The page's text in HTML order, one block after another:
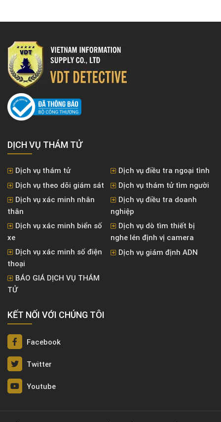
DỊCH VỤ THÁM TỬ
Dịch vụ thám tử
Dịch vụ điều tra ngoại tình
Dịch vụ theo dõi giám sát
Dịch vụ thám tử tìm người
Dịch vụ xác minh nhân
thân
Dịch vụ điều tra doanh
nghiệp
Dịch vụ xác minh biển số
xe
Dịch vụ dò tìm thiết bị
nghe lén định vị camera
Dịch vụ xác minh số điện
thoại
Dịch vụ giám định ADN
BÁO GIÁ DỊCH VỤ THÁM
TỬ
KẾT NỐI VỚI CHÚNG TÔI
Facebook
Twitter
Youtube